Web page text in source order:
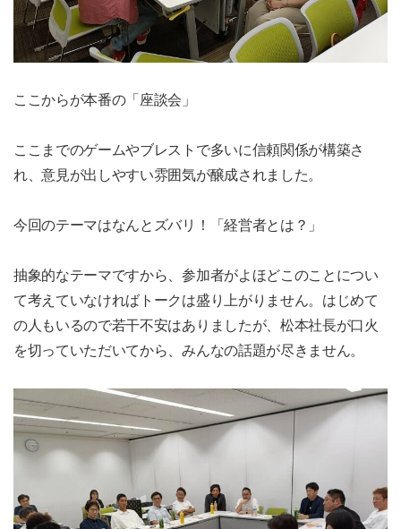
ここからが本番の「座談会」
ここまでのゲームやブレストで多いに信頼関係が構築さ
れ、意見が出しやすい雰囲気が醸成されました。
今回のテーマはなんとズバリ！「経営者とは？」
抽象的なテーマですから、参加者がよほどこのことについ
て考えていなければトークは盛り上がりません。はじめて
の人もいるので若干不安はありましたが、松本社長が口火
を切っていただいてから、みんなの話題が尽きません。